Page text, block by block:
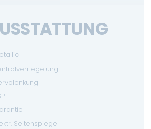
Seitenspiegel